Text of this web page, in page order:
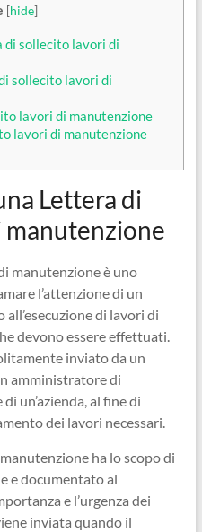
[hide]
di sollecito lavori di
sollecito lavori di
lavori di manutenzione
lavori di manutenzione
Lettera di
manutenzione è uno
l’attenzione di un
di lavori di
devono essere effettuati.
inviato da un
amministratore di
un’azienda, al fine di
dei lavori necessari.
ha lo scopo di
e documentato al
e l’urgenza dei
inviata quando il